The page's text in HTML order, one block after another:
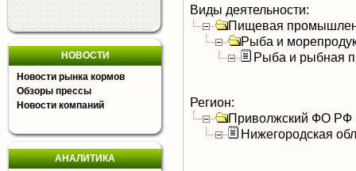
НОВОСТИ
Новости рынка кормов
Обзоры прессы
Новости компаний
АНАЛИТИКА
Виды деятельности:
Пищевая
Рыба и
Рыба и рыбная
Регион:
Приволжский ФО РФ
Нижегородская